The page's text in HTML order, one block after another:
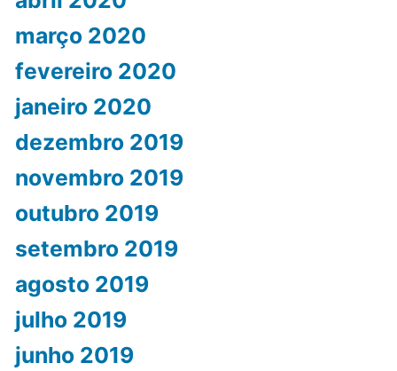
março 2020
fevereiro 2020
janeiro 2020
dezembro 2019
novembro 2019
outubro 2019
setembro 2019
agosto 2019
julho 2019
junho 2019